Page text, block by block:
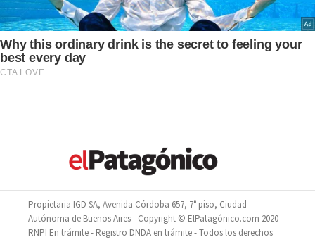
Propietaria IGD SA, Avenida Córdoba 657, 7° piso, Ciudad
Autónoma de Buenos Aires - Copyright © ElPatagónico.com 2020 -
RNPI En trámite - Registro DNDA en trámite - Todos los derechos